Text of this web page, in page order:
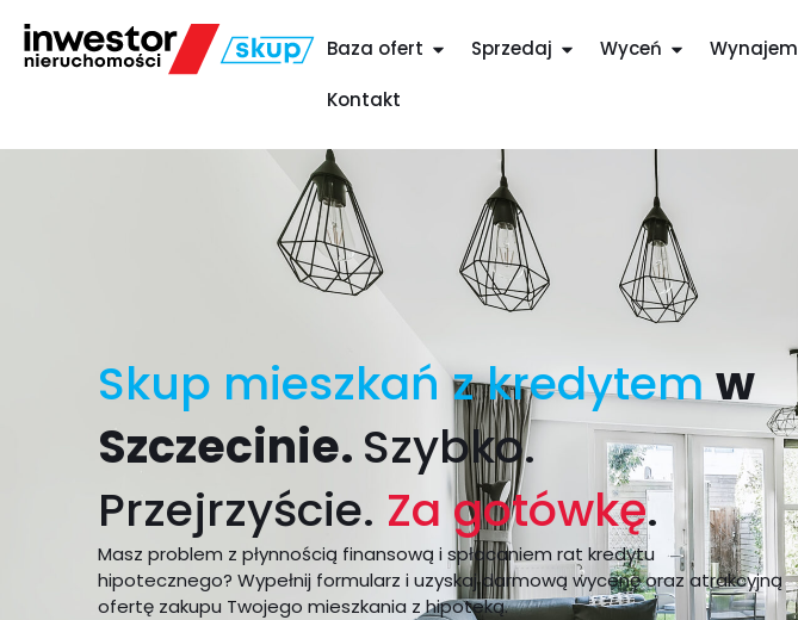
Baza ofert Sprzedaj Wyceń Wynajem
Kontakt
Skup mieszkań z kredytemw
Szczecinie. Szybko.
Przejrzyście. Za gotówkę.
Masz problem z płynnością finansową i spłacaniem rat kredytu
hipotecznego? Wypełnij formularz i uzyskaj darmową wycenę oraz atrakcyjną
ofertę zakupu Twojego mieszkania z hipoteką.